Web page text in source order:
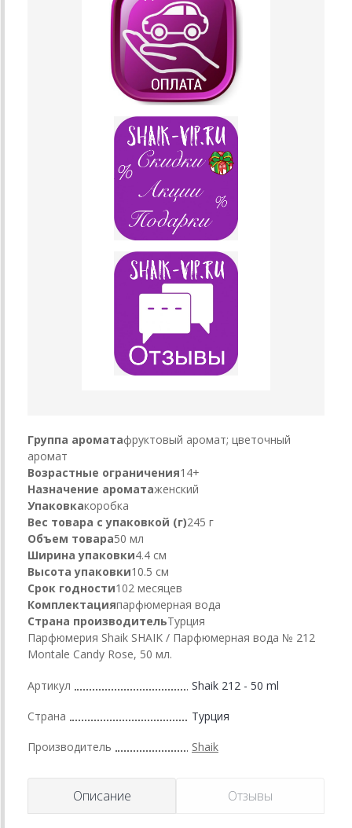
Группа ароматафруктовый аромат; цветочный
аромат
Возрастные ограничения14+
Назначение ароматаженский
Упаковкакоробка
Вес товара с упаковкой (г)245 г
Объем товара50 мл
Ширина упаковки4.4 см
Высота упаковки10.5 см
Срок годности102 месяцев
Комплектацияпарфюмерная вода
Страна производительТурция
Парфюмерия Shaik SHAIK / Парфюмерная вода № 212
Montale Candy Rose, 50 мл.
Артикул Shaik 212 - 50 ml
Страна Турция
Производитель Shaik
Описание Отзывы